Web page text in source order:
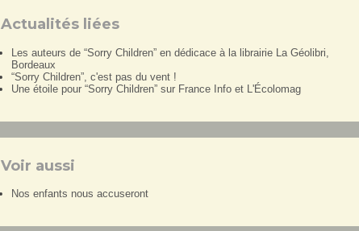
Actualités liées
Les auteurs de “Sorry Children” en dédicace à la librairie La Géolibri,
Bordeaux
“Sorry Children”, c'est pas du vent !
Une étoile pour “Sorry Children” sur France Info et L'Écolomag
Voir aussi
Nos enfants nous accuseront